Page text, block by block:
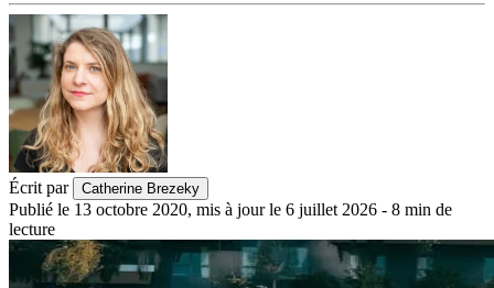
Écrit par Catherine Brezeky
Publié le 13 octobre 2020, mis à jour le 6 juillet 2026 - 8 min de
lecture